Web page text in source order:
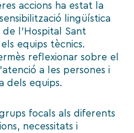
accions ha estat la
lingüística
l’Hospital Sant
equips tècnics.
reflexionar sobre el
a les persones i
dels equips.
focals als diferents
necessitats i